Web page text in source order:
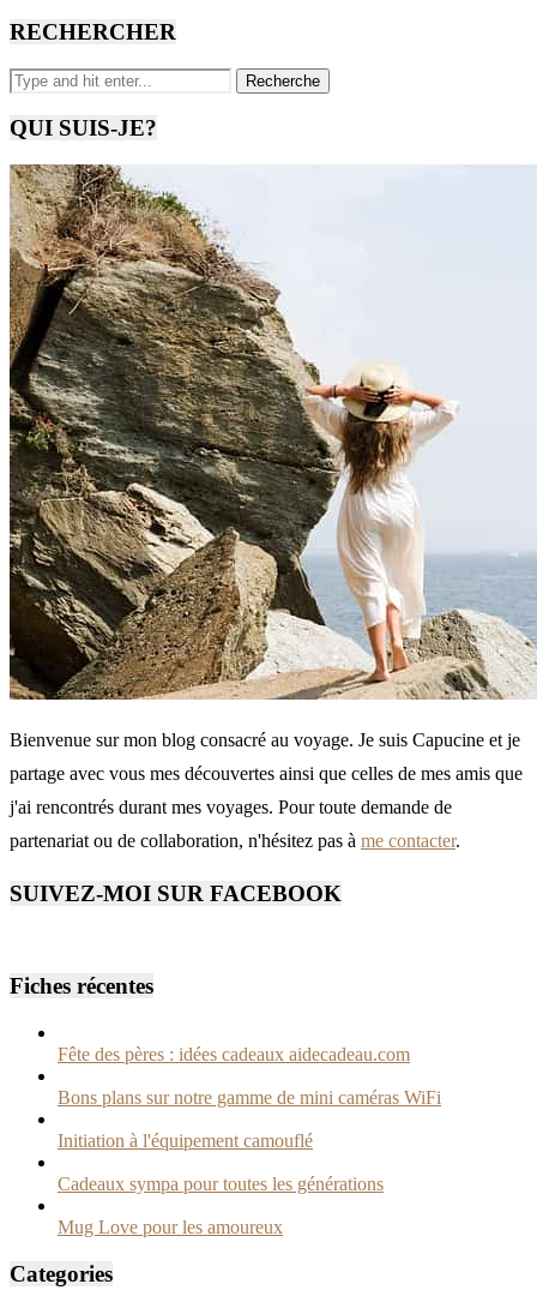
RECHERCHER
QUI SUIS-JE?
Bienvenue sur mon blog consacré au voyage. Je suis Capucine et je
partage avec vous mes découvertes ainsi que celles de mes amis que
j'ai rencontrés durant mes voyages. Pour toute demande de
partenariat ou de collaboration, n'hésitez pas à me contacter.
SUIVEZ-MOI SUR FACEBOOK
Fiches récentes
Fête des pères : idées cadeaux aidecadeau.com
Bons plans sur notre gamme de mini caméras WiFi
Initiation à l'équipement camouflé
Cadeaux sympa pour toutes les générations
Mug Love pour les amoureux
Categories